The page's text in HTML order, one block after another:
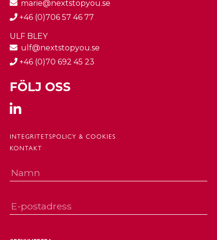
marie@nextstopyou.se
+46 (0)706 57 46 77
ULF BLEY
ulf@nextstopyou.se
+46 (0)70 692 45 23
FÖLJ OSS
INTEGRITETSPOLICY & COOKIES
KONTAKT